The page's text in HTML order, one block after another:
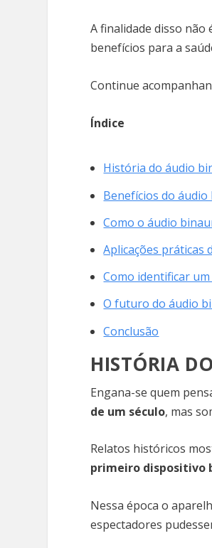
A finalidade disso
benefícios para a
Continue
Índice
História do áudio
Benefícios do
Como o áudio
Aplicações práticas
Como identificar
O futuro do áudio
Conclusão
HISTÓRIA
Engana-se quem
de um século, mas
Relatos históricos
primeiro dispositivo
Nessa época o
espectadores